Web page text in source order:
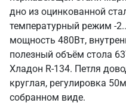
дно из оцинкованной
температурный режим -
мощность 480Вт,
полезный объём стола
Хладон R-134. Петля
круглая, регулировка
собранном виде.